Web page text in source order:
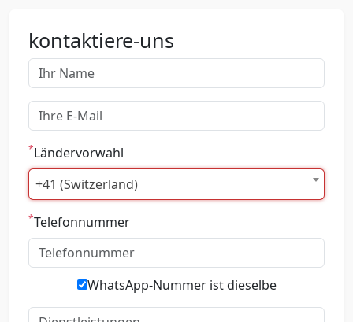
kontaktiere-uns
*Ländervorwahl
+41 (Switzerland)
*Telefonnummer
WhatsApp-Nummer ist dieselbe